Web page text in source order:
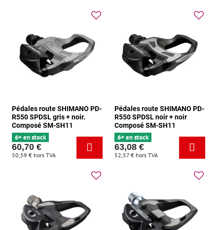
Pédales route SHIMANO PD-
R550 SPDSL gris + noir.
Composé SM-SH11
6+ en stock
60,70 €
50,59 € hors TVA
Pédales route SHIMANO PD-
R550 SPDSL noir + noir
Composé SM-SH11
6+ en stock
63,08 €
52,57 € hors TVA